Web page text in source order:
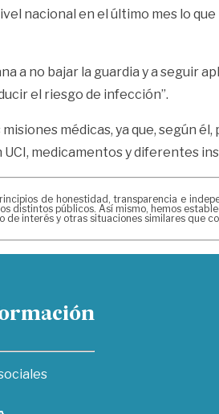
nacional en el último mes lo que
a no bajar la guardia y a seguir
el riesgo de infección”.
médicas, ya que, según
medicamentos y diferentes
de honestidad, transparencia e
públicos. Así mismo, hemos
interés y otras situaciones similares que